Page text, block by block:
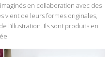
en collaboration avec des
vient de leurs formes originales,
l’illustration. Ils sont produits en